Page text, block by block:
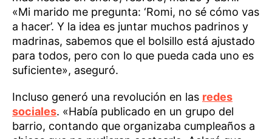
«Mi marido me pregunta: ‘Romi, no sé cómo vas
a hacer’. Y la idea es juntar muchos padrinos y
madrinas, sabemos que el bolsillo está ajustado
para todos, pero con lo que pueda cada uno es
suficiente», aseguró.
Incluso generó una revolución en las redes
sociales. «Había publicado en un grupo del
barrio, contando que organizaba cumpleaños a